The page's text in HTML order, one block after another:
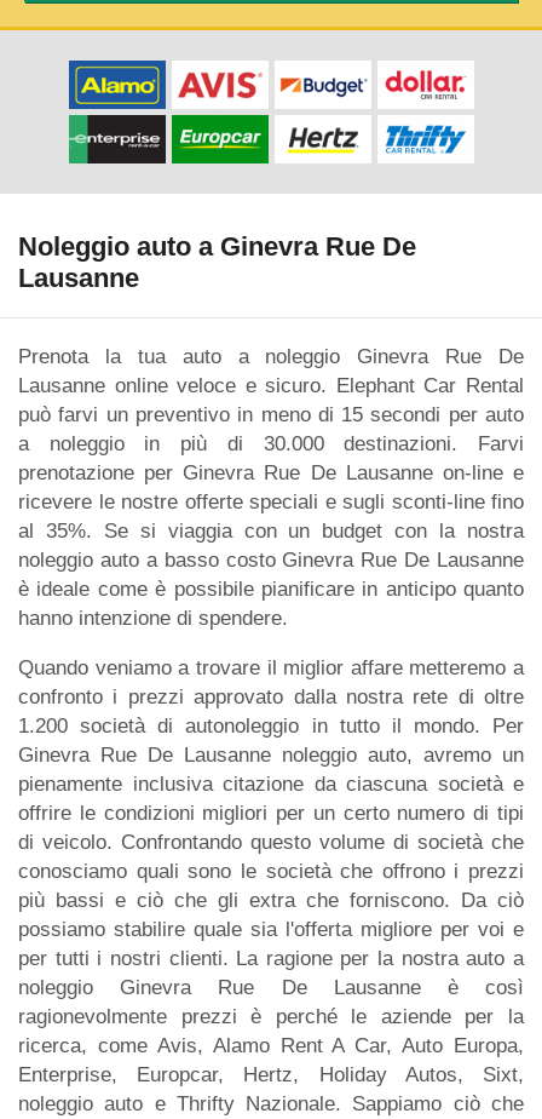
Noleggio auto a Ginevra Rue De
Lausanne
Prenota la tua auto a noleggio Ginevra Rue De
Lausanne online veloce e sicuro. Elephant Car Rental
può farvi un preventivo in meno di 15 secondi per auto
a noleggio in più di 30.000 destinazioni. Farvi
prenotazione per Ginevra Rue De Lausanne on-line e
ricevere le nostre offerte speciali e sugli sconti-line fino
al 35%. Se si viaggia con un budget con la nostra
noleggio auto a basso costo Ginevra Rue De Lausanne
è ideale come è possibile pianificare in anticipo quanto
hanno intenzione di spendere.
Quando veniamo a trovare il miglior affare metteremo a
confronto i prezzi approvato dalla nostra rete di oltre
1.200 società di autonoleggio in tutto il mondo. Per
Ginevra Rue De Lausanne noleggio auto, avremo un
pienamente inclusiva citazione da ciascuna società e
offrire le condizioni migliori per un certo numero di tipi
di veicolo. Confrontando questo volume di società che
conosciamo quali sono le società che offrono i prezzi
più bassi e ciò che gli extra che forniscono. Da ciò
possiamo stabilire quale sia l'offerta migliore per voi e
per tutti i nostri clienti. La ragione per la nostra auto a
noleggio Ginevra Rue De Lausanne è così
ragionevolmente prezzi è perché le aziende per la
ricerca, come Avis, Alamo Rent A Car, Auto Europa,
Enterprise, Europcar, Hertz, Holiday Autos, Sixt,
noleggio auto e Thrifty Nazionale. Sappiamo ciò che